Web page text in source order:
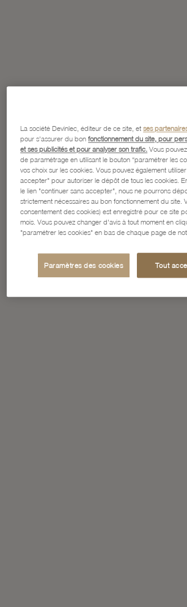
La société Devinlec, éditeur de ce site, etses
pour s'assurer du bonfonctionnement du site, pour
et ses publicités et pour analyser son trafic. Vous
de paramétrage en utilisant le bouton “paramétrer les
vos choix sur les cookies. Vous pouvez également
accepter" pour autoriser le dépôt de tous les cookies.
le lien "continuer sans accepter", nous ne pourrons
strictement nécessaires au bon fonctionnement du site.
consentement des cookies) est enregistré pour ce site
mois. Vous pouvez changer d'avis à tout moment en
"paramétrer les cookies" en bas de chaque page de
Paramètres des cookies Tout